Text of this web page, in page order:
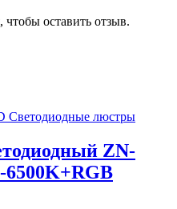
оставить отзыв.
Светодиодные люстры
ZN-
6500K+RGB